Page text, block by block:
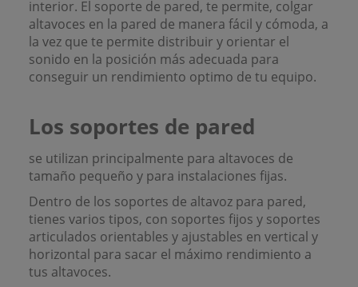
interior. El soporte de pared, te permite, colgar
altavoces en la pared de manera fácil y cómoda, a
la vez que te permite distribuir y orientar el
sonido en la posición más adecuada para
conseguir un rendimiento optimo de tu equipo.
Los soportes de pared
se utilizan principalmente para altavoces de
tamaño pequeño y para instalaciones fijas.
Dentro de los soportes de altavoz para pared,
tienes varios tipos, con soportes fijos y soportes
articulados orientables y ajustables en vertical y
horizontal para sacar el máximo rendimiento a
tus altavoces.